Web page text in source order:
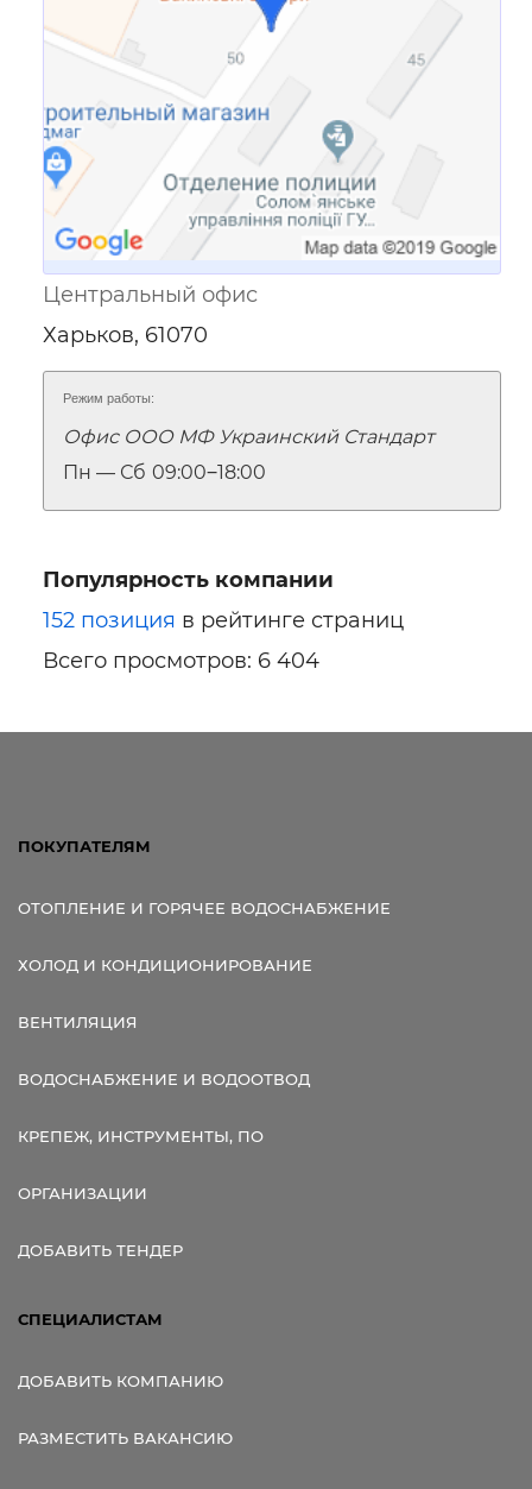
Центральный офис
Харьков, 61070
Режим работы:
Офис ООО МФ Украинский Стандарт
Пн — Сб 09:00‒18:00
Популярность компании
152 позиция в рейтинге страниц
Всего просмотров: 6 404
ПОКУПАТЕЛЯМ
ОТОПЛЕНИЕ И ГОРЯЧЕЕ ВОДОСНАБЖЕНИЕ
ХОЛОД И КОНДИЦИОНИРОВАНИЕ
ВЕНТИЛЯЦИЯ
ВОДОСНАБЖЕНИЕ И ВОДООТВОД
КРЕПЕЖ, ИНСТРУМЕНТЫ, ПО
ОРГАНИЗАЦИИ
ДОБАВИТЬ ТЕНДЕР
СПЕЦИАЛИСТАМ
ДОБАВИТЬ КОМПАНИЮ
РАЗМЕСТИТЬ ВАКАНСИЮ